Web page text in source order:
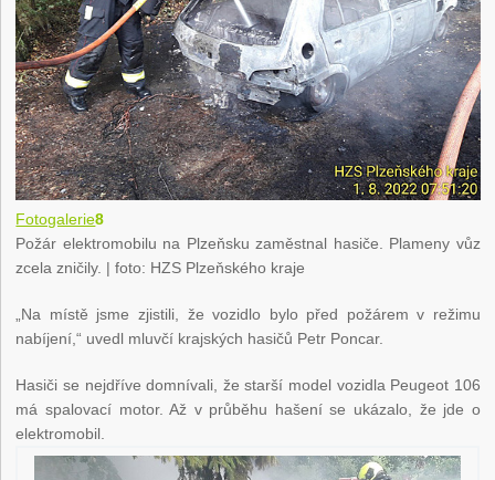
Fotogalerie8
Požár elektromobilu na Plzeňsku zaměstnal hasiče. Plameny vůz
zcela zničily. | foto: HZS Plzeňského kraje
„Na místě jsme zjistili, že vozidlo bylo před požárem v režimu
nabíjení,“ uvedl mluvčí krajských hasičů Petr Poncar.
Hasiči se nejdříve domnívali, že starší model vozidla Peugeot 106
má spalovací motor. Až v průběhu hašení se ukázalo, že jde o
elektromobil.